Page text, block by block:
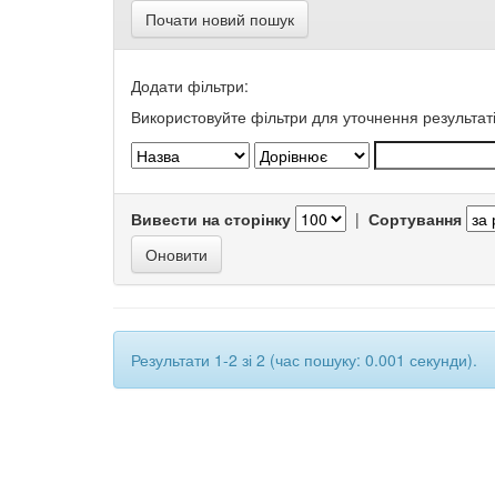
Почати новий пошук
Додати фільтри:
Використовуйте фільтри для уточнення
Вивести на сторінку | Сортування
Результати 1-2 зі 2 (час пошуку: 0.001 секунди).